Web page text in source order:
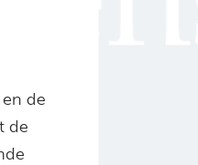
de
de